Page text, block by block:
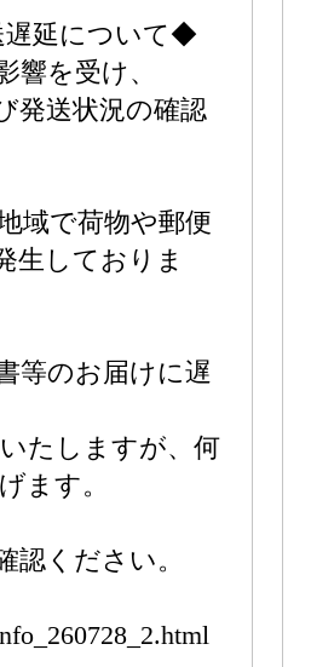
遅延について◆
響を受け、
発送状況の確認
域で荷物や郵便
生しておりま
等のお届けに遅
たしますが、何
ます。
認ください。